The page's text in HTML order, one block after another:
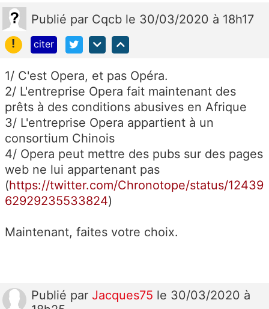
Publié par Cqcb le 30/03/2020 à 18h17
!
citer
1/ C'est Opera, et pas Opéra.
2/ L'entreprise Opera fait maintenant des
prêts à des conditions abusives en Afrique
3/ L'entreprise Opera appartient à un
consortium Chinois
4/ Opera peut mettre des pubs sur des pages
web ne lui appartenant pas
(https://twitter.com/Chronotope/status/12439
62929235533824)
Maintenant, faites votre choix.
Publié par Jacques75 le 30/03/2020 à